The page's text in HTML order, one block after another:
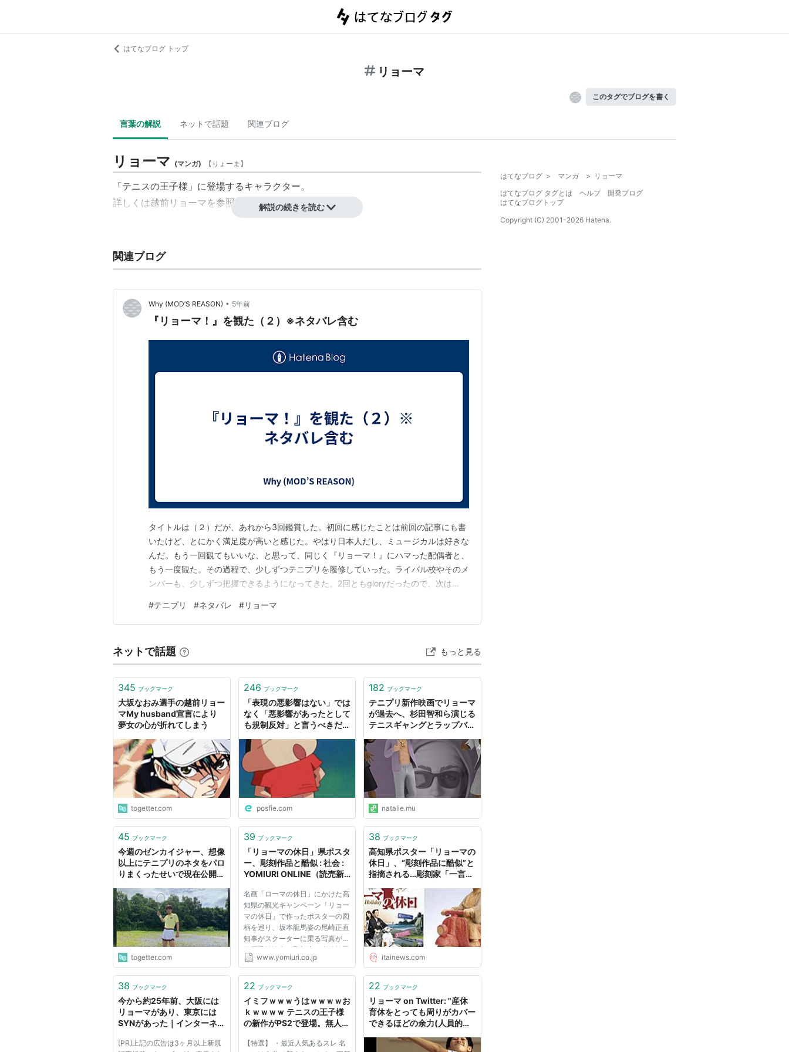
はてなブログ トップ
リョーマ
このタグでブログを書く
言葉の解説 ネットで話題 関連ブログ
リョーマ (マンガ) 【 りょーま 】
「テニスの王子様」に登場するキャラクター。
詳しくは越前リョーマを参照。
解説の続きを読む
関連ブログ
Why (MOD’S REASON) • 5年前
『リョーマ！』を観た（２）※ネタバレ含む
タイトルは（２）だが、あれから3回鑑賞した。初回に感じたことは前回の記事にも書
いたけど、とにかく満足度が高いと感じた。やはり日本人だし、ミュージカルは好きな
んだ。もう一回観てもいいな、と思って、同じく『リョーマ！』にハマった配偶者と、
もう一度観た。その過程で、少しずつテニプリを履修していった。ライバル校やそのメ
ンバーも、少しずつ把握できるようになってきた。2回ともgloryだったので、次は
葉は跡部様の熱い回答とはまた違った角度からの、素晴らしいアドバイスだった。映画
のストーリーは完全に把握して、しっかり味わえるよ…
#テニプリ #ネタバレ #リョーマ
ネットで話題 もっと見る
345 ブックマーク
大坂なおみ選手の越前リョー
マMy husband宣言により
夢女の心が折れてしまう
togetter.com
246 ブックマーク
「表現の悪影響はない」では
なく「悪影響があったとして
も規制反対」と言うべきだと
マ氏、規制反対派から袋叩き
にされる
posfie.com
182 ブックマーク
テニプリ新作映画でリョーマ
が過去へ、杉田智和ら演じる
テニスギャングとラップバト
クナタリー
natalie.mu
45 ブックマーク
今週のゼンカイジャー、想像
以上にテニプリのネタをパロ
りまくったせいで現在公開中
珍事に
togetter.com
39 ブックマーク
「リョーマの休日」県ポスタ
ー、彫刻作品と酷似 : 社会 :
YOMIURI ONLINE（読売新
名画「ローマの休日」にかけた高
知県の観光キャンペーン「リョー
マの休日」で作ったポスターの図
柄を巡り、坂本龍馬姿の尾崎正直
知事がスクーターに乗る写真が、
静岡県焼津市の彫刻家、岩崎祐司
さん（６６）による木彫作品に
高知県に指摘があった。 作品は
ト...
www.yomiuri.co.jp
38 ブックマーク
高知県ポスター「リョーマの
休日」、“彫刻作品に酷似”と
指摘される…彫刻家「一言断
ス(ﾉ∀`)
itainews.com
38 ブックマーク
今から約25年前、大阪には
リョーマがあり、東京には
SYNがあった｜インターネ
[PR]上記の広告は3ヶ月以上新規
22 ブックマーク
イミフｗｗｗうはｗｗｗｗお
ｋｗｗｗｗ テニスの王子様
の新作がPS2で登場。無人島
【特選】 ・最近人気あるスレ 名
22 ブックマーク
リョーマ on Twitter: "産休
育休をとっても周りがカバー
できるほどの余力(人員的に
業や公的セクター(公務員と
はてなブログ > マンガ >
リョーマ
はてなブログ タグとは
ヘルプ
開発ブログ
はてなブログトップ
Copyright (C) 2001-2026 Hatena.